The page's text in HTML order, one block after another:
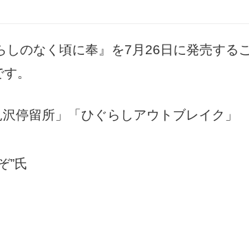
のなく頃に奉』を7月26日に発売するこ
。
停留所」「ひぐらしアウトブレイク」
”氏